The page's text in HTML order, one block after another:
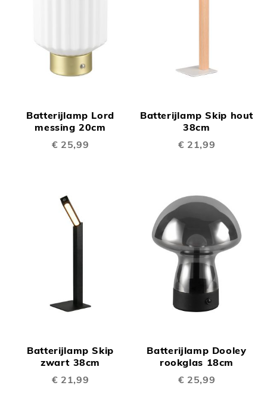
Batterijlamp Lord
messing 20cm
€ 25,99
Batterijlamp Skip hout
38cm
€ 21,99
Batterijlamp Skip
zwart 38cm
€ 21,99
Batterijlamp Dooley
rookglas 18cm
€ 25,99